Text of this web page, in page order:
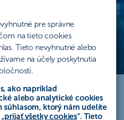
pre správne
na tieto cookies
Tieto nevyhnutné alebo
na účely poskytnutia
ako napríklad
alebo analytické cookies
súhlasom, ktorý nám udelíte
prijať všetky cookies“. Tieto
sa mení.
pre vaše